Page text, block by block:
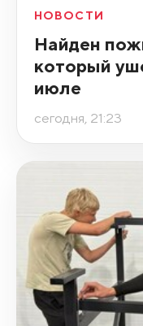
НОВОСТИ
Найден
который
июле
сегодня, 21:23